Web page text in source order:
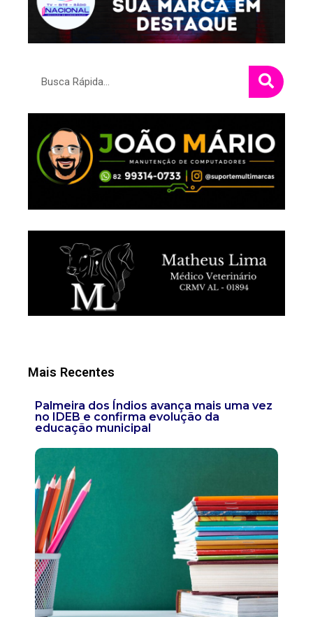
Mais Recentes
Palmeira dos Índios avança mais uma vez
no IDEB e confirma evolução da
educação municipal